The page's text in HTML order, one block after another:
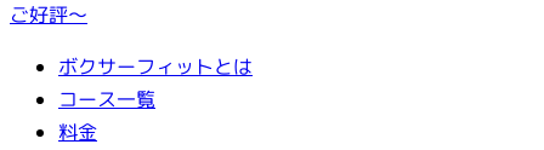
ご好評～
ボクサーフィットとは
コース一覧
料金